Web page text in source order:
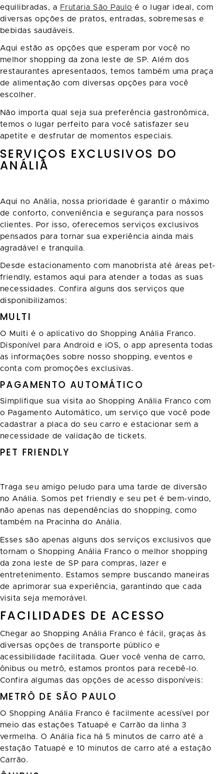
equilibradas, a Frutaria São Paulo é o lugar ideal, com
diversas opções de pratos, entradas, sobremesas e
bebidas saudáveis.
Aqui estão as opções que esperam por você no
melhor shopping da zona leste de SP. Além dos
restaurantes apresentados, temos também uma praça
de alimentação com diversas opções para você
escolher.
Não importa qual seja sua preferência gastronômica,
temos o lugar perfeito para você satisfazer seu
apetite e desfrutar de momentos especiais.
SERVIÇOS EXCLUSIVOS DO
ANÁLIA
Aqui no Anália, nossa prioridade é garantir o máximo
de conforto, conveniência e segurança para nossos
clientes. Por isso, oferecemos serviços exclusivos
pensados para tornar sua experiência ainda mais
agradável e tranquila.
Desde estacionamento com manobrista até áreas pet-
friendly, estamos aqui para atender a todas as suas
necessidades. Confira alguns dos serviços que
disponibilizamos:
MULTI
O Multi é o aplicativo do Shopping Anália Franco.
Disponível para Android e iOS, o app apresenta todas
as informações sobre nosso shopping, eventos e
conta com promoções exclusivas.
PAGAMENTO AUTOMÁTICO
Simplifique sua visita ao Shopping Anália Franco com
o Pagamento Automático, um serviço que você pode
cadastrar a placa do seu carro e estacionar sem a
necessidade de validação de tickets.
PET FRIENDLY
Traga seu amigo peludo para uma tarde de diversão
no Anália. Somos pet friendly e seu pet é bem-vindo,
não apenas nas dependências do shopping, como
também na Pracinha do Anália.
Esses são apenas alguns dos serviços exclusivos que
tornam o Shopping Anália Franco o melhor shopping
da zona leste de SP para compras, lazer e
entretenimento. Estamos sempre buscando maneiras
de aprimorar sua experiência, garantindo que cada
visita seja memorável.
FACILIDADES DE ACESSO
Chegar ao Shopping Anália Franco é fácil, graças às
diversas opções de transporte público e
acessibilidade facilitada. Quer você venha de carro,
ônibus ou metrô, estamos prontos para recebê-lo.
Confira algumas das opções de acesso disponíveis:
METRÔ DE SÃO PAULO
O Shopping Anália Franco é facilmente acessível por
meio das estações Tatuapé e Carrão da linha 3
vermelha. O Anália fica há 5 minutos de carro até a
estação Tatuapé e 10 minutos de carro até a estação
Carrão.